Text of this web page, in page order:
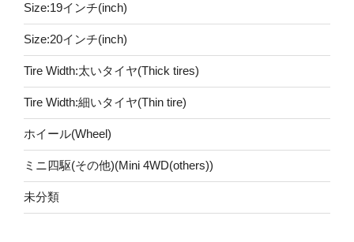
Size:19インチ(inch)
Size:20インチ(inch)
Tire Width:太いタイヤ(Thick tires)
Tire Width:細いタイヤ(Thin tire)
ホイール(Wheel)
ミニ四駆(その他)(Mini 4WD(others))
未分類